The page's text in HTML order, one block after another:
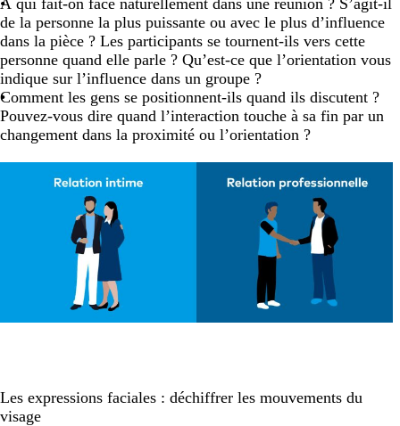
À qui fait-on face naturellement dans une réunion ? S’agit-il
de la personne la plus puissante ou avec le plus d’influence
dans la pièce ? Les participants se tournent-ils vers cette
personne quand elle parle ? Qu’est-ce que l’orientation vous
indique sur l’influence dans un groupe ?
Comment les gens se positionnent-ils quand ils discutent ?
Pouvez-vous dire quand l’interaction touche à sa fin par un
changement dans la proximité ou l’orientation ?
Les expressions faciales : déchiffrer les mouvements du
visage